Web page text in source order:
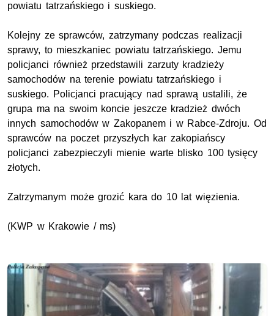
powiatu tatrzańskiego i suskiego.
Kolejny ze sprawców, zatrzymany podczas realizacji
sprawy, to mieszkaniec powiatu tatrzańskiego. Jemu
policjanci również przedstawili zarzuty kradzieży
samochodów na terenie powiatu tatrzańskiego i
suskiego. Policjanci pracujący nad sprawą ustalili, że
grupa ma na swoim koncie jeszcze kradzież dwóch
innych samochodów w Zakopanem i w Rabce-Zdroju. Od
sprawców na poczet przyszłych kar zakopiańscy
policjanci zabezpieczyli mienie warte blisko 100 tysięcy
złotych.
Zatrzymanym może grozić kara do 10 lat więzienia.
(KWP w Krakowie / ms)